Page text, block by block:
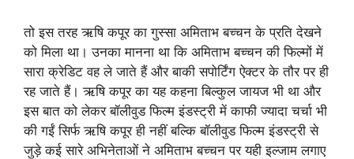
तो इस तरह ऋषि कपूर का गुस्सा अमिताभ बच्चन के प्रति देखने
को मिला था। उनका मानना था कि अमिताभ बच्चन की फिल्मों में
सारा क्रेडिट वह ले जाते हैं और बाकी सपोर्टिंग ऐक्टर के तौर पर ही
रह जाते हैं। ऋषि कपूर का यह कहना बिल्कुल जायज भी था और
इस बात को लेकर बॉलीवुड फिल्म इंडस्ट्री में काफी ज्यादा चर्चा भी
की गईं सिर्फ ऋषि कपूर ही नहीं बल्कि बॉलीवुड फिल्म इंडस्ट्री से
जुड़े कई सारे अभिनेताओं ने अमिताभ बच्चन पर यही इल्जाम लगाए